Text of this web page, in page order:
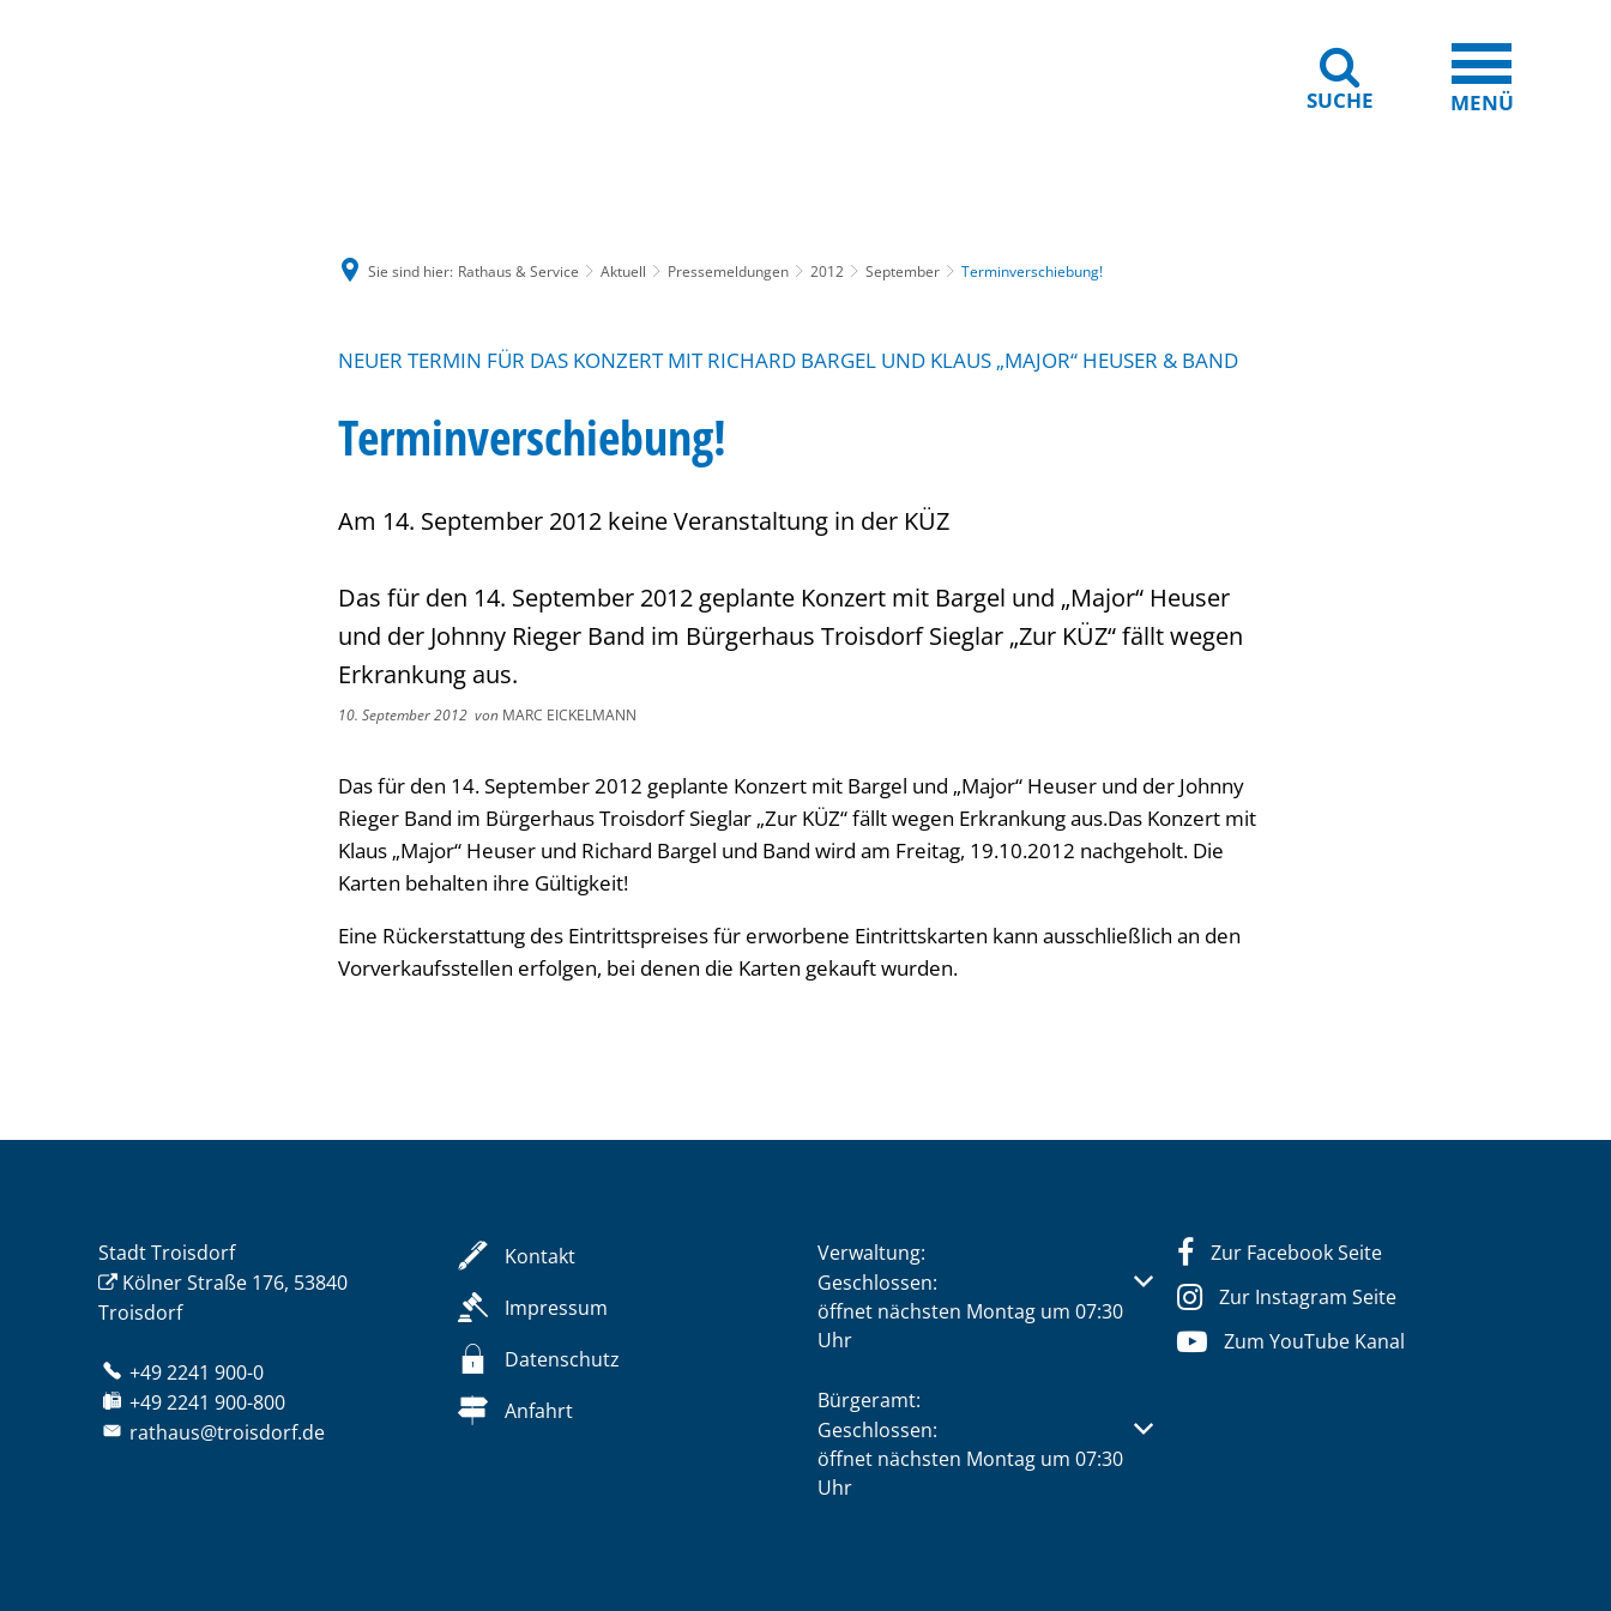
SUCHE MENÜ
Sie sind hier: Rathaus & Service Aktuell Pressemeldungen 2012 September Terminverschiebung!
NEUER TERMIN FÜR DAS KONZERT MIT RICHARD BARGEL UND KLAUS „MAJOR“ HEUSER & BAND
Terminverschiebung!
Am 14. September 2012 keine Veranstaltung in der KÜZ
Das für den 14. September 2012 geplante Konzert mit Bargel und „Major“ Heuser
und der Johnny Rieger Band im Bürgerhaus Troisdorf Sieglar „Zur KÜZ“ fällt wegen
Erkrankung aus.
10. September 2012 von MARC EICKELMANN
Das für den 14. September 2012 geplante Konzert mit Bargel und „Major“ Heuser und der Johnny
Rieger Band im Bürgerhaus Troisdorf Sieglar „Zur KÜZ“ fällt wegen Erkrankung aus.Das Konzert mit
Klaus „Major“ Heuser und Richard Bargel und Band wird am Freitag, 19.10.2012 nachgeholt. Die
Karten behalten ihre Gültigkeit!
Eine Rückerstattung des Eintrittspreises für erworbene Eintrittskarten kann ausschließlich an den
Vorverkaufsstellen erfolgen, bei denen die Karten gekauft wurden.
Stadt Troisdorf
Kölner Straße 176, 53840
Troisdorf
+49 2241 900-0
+49 2241 900-800
rathaus@troisdorf.de
Kontakt
Impressum
Datenschutz
Anfahrt
Verwaltung:
Klicken, um weitere Öffnungs- oder Schließzeiten auszublenden
Geschlossen:
öffnet nächsten Montag um 07:30
Uhr
Bürgeramt:
Klicken, um weitere Öffnungs- oder Schließzeiten auszublenden
Geschlossen:
öffnet nächsten Montag um 07:30
Uhr
Zur Facebook Seite
Zur Instagram Seite
Zum YouTube Kanal